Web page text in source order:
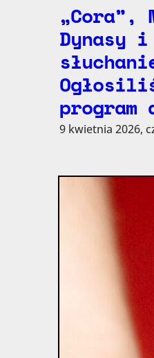
„Cora”,
Dynasy i
program
9 kwietnia 2026,